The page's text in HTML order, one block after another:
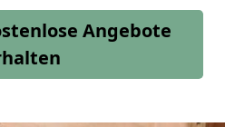
Angebote